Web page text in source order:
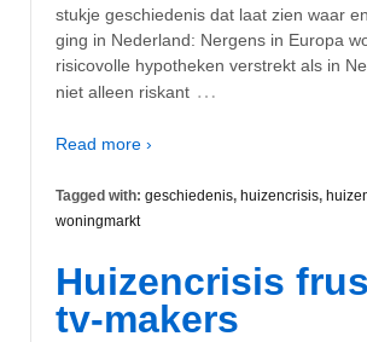
stukje geschiedenis dat laat zien waar
ging in Nederland: Nergens in Europa
risicovolle hypotheken verstrekt als in
niet alleen riskant …
Read more ›
Tagged with: geschiedenis, huizencrisis,
woningmarkt
Huizencrisis
tv-makers